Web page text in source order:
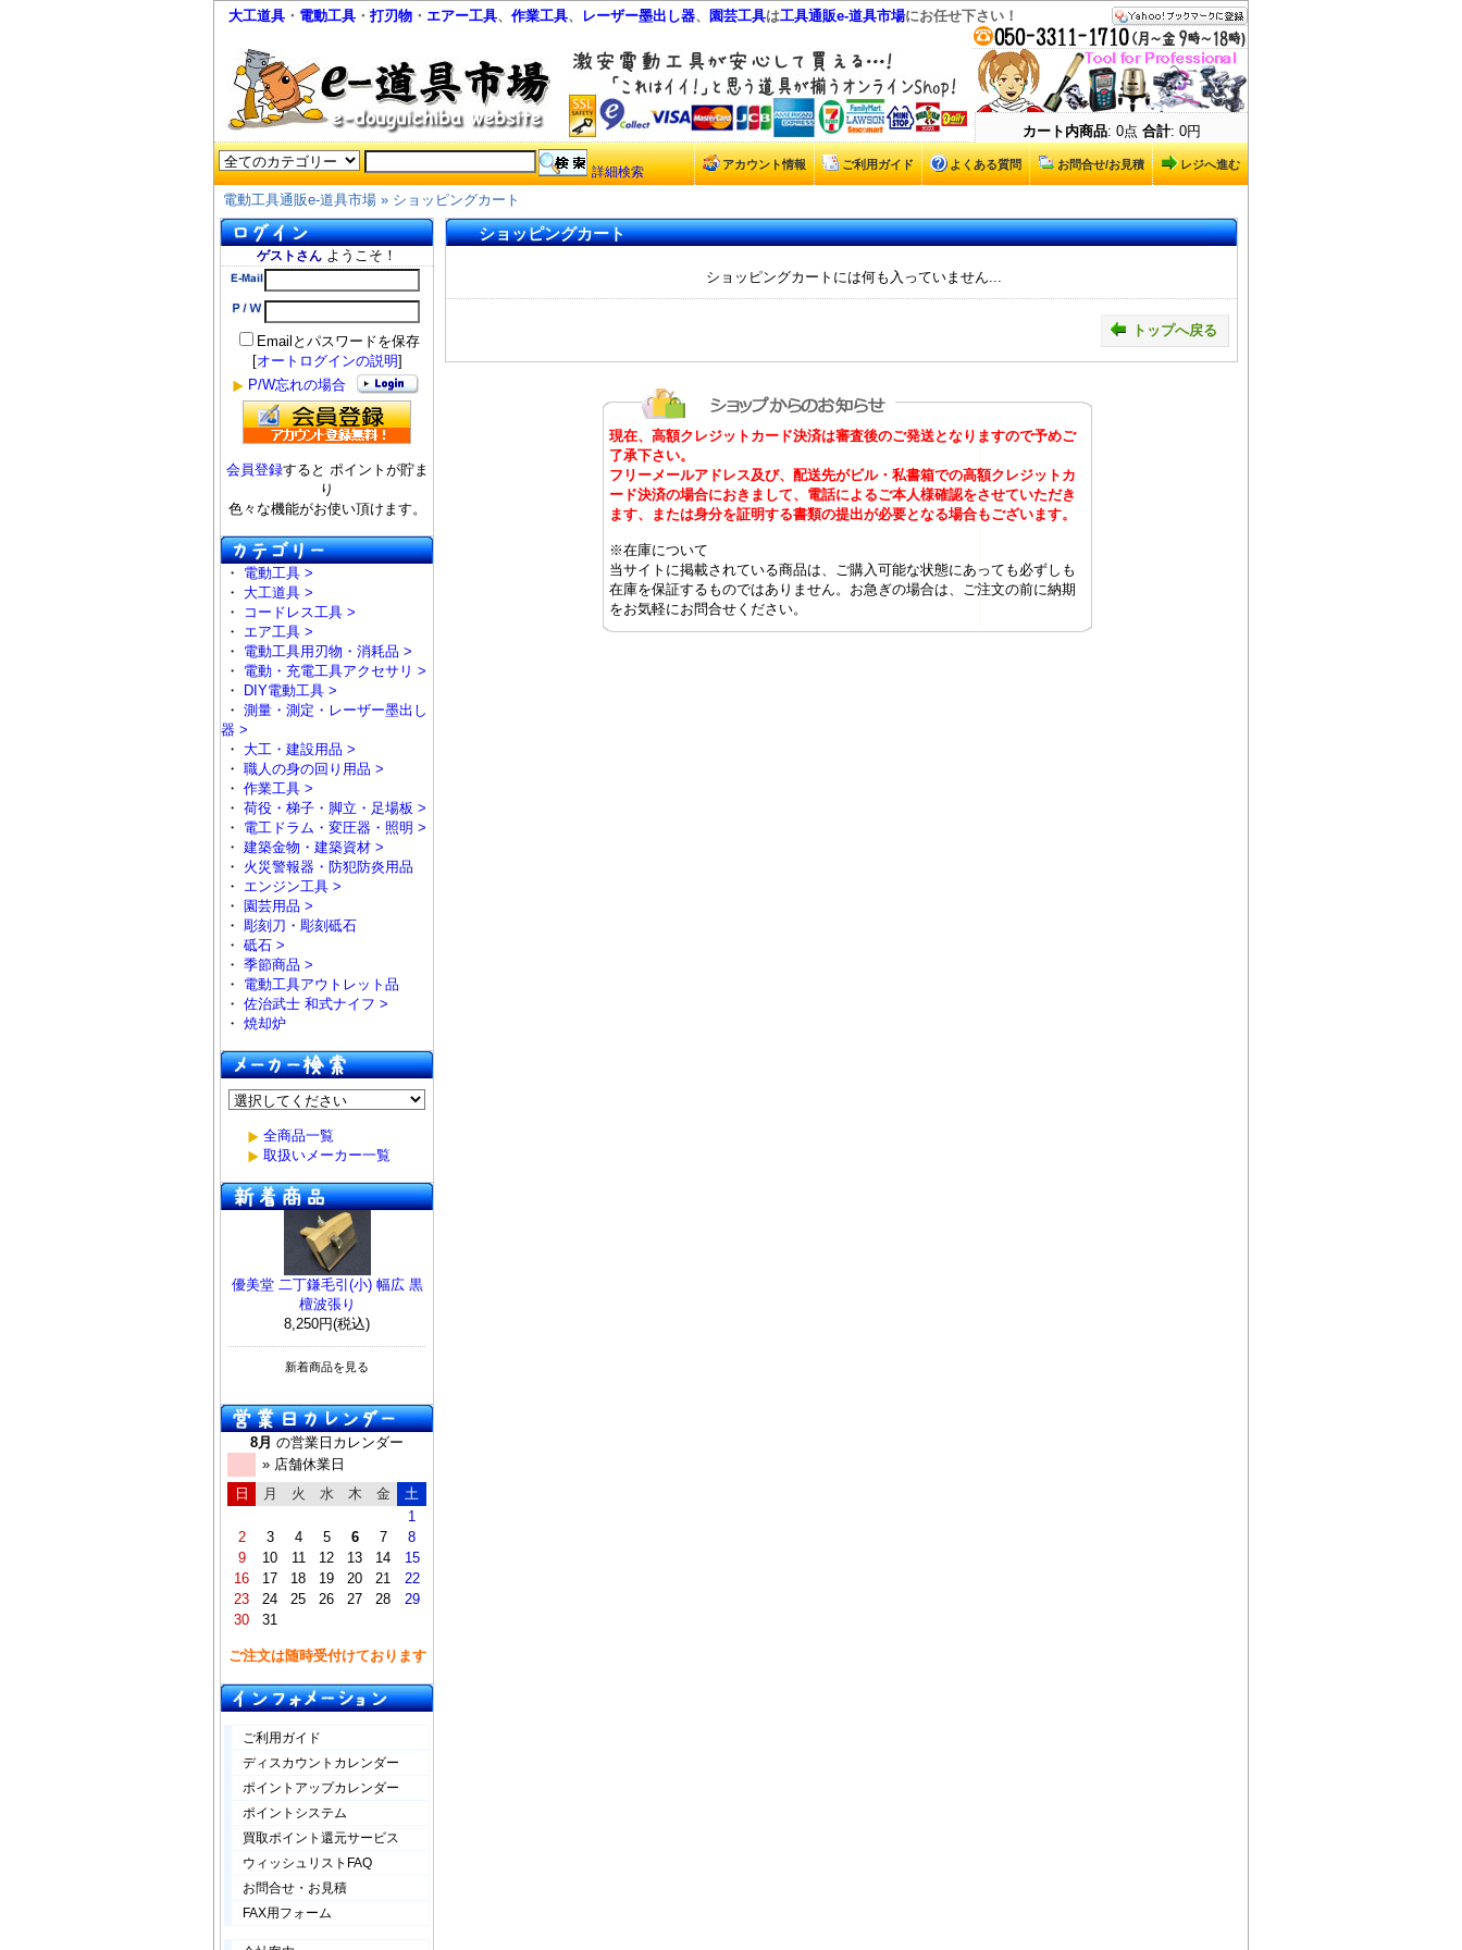
大工道具 ・ 電動工具 ・ 打刃物 ・ エアー工具、 作業工具、 レーザー墨出し器、 園芸工具は工具通販e-道具市場にお任せ下さい！
カート内商品: 0点 合計: 0円
詳細検索 レジへ進む
お問合せ/お見積
よくある質問
ご利用ガイド
アカウント情報
電動工具通販e-道具市場 » ショッピングカート
ゲストさん ようこそ！
Emailとパスワードを保存
[オートログインの説明]
P/W忘れの場合
会員登録すると ポイントが貯ま
り
色々な機能がお使い頂けます。
・ 電動工具 >
・ 大工道具 >
・
コードレス工具 >
・ エア工具 >
・ 電動工具用刃物・消耗品 >
・ 電動・充電工具アクセサリ >
・
DIY電動工具 >
・ 測量・測定・レーザー墨出し
器 >
・ 大工・建設用品 >
・ 職人の身の回り用品 >
・ 作業工具 >
・ 荷役・梯子・脚立・足場板 >
・ 電工ドラム・変圧器・照明 >
・ 建築金物・建築資材 >
・ 火災警報器・防犯防炎用品
・ エンジン工具 >
・ 園芸用品 >
・ 彫刻刀・彫刻砥石
・ 砥石 >
・ 季節商品 >
・ 電動工具アウトレット品
・ 佐治武士 和式ナイフ >
・ 焼却炉
全商品一覧
取扱いメーカー一覧
優美堂 二丁鎌毛引(小) 幅広 黒
檀波張り
8,250円(税込)
新着商品を見る
8月 の営業日カレンダー
» 店舗休業日
日
月 火 水 木 金
土
1
2
3 4 5 6 7
8
9
10 11 12 13 14
15
16
17 18 19 20 21
22
23
24 25 26 27 28
29
30
31
ご注文は随時受付けております
ご利用ガイド
ディスカウントカレンダー
ポイントアップカレンダー
ポイントシステム
買取ポイント還元サービス
ウィッシュリストFAQ
お問合せ・お見積
FAX用フォーム
ショッピングカート
ショッピングカートには何も入っていません...
トップへ戻る
現在、高額クレジットカード決済は審査後のご発送となりますので予めご
了承下さい。
フリーメールアドレス及び、配送先がビル・私書箱での高額クレジットカ
ード決済の場合におきまして、電話によるご本人様確認をさせていただき
ます、または身分を証明する書類の提出が必要となる場合もございます。
※在庫について
当サイトに掲載されている商品は、ご購入可能な状態にあっても必ずしも
在庫を保証するものではありません。お急ぎの場合は、ご注文の前に納期
をお気軽にお問合せください。